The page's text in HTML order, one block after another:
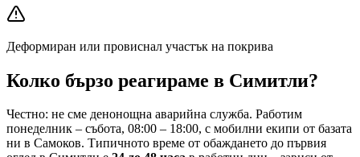
Деформиран или провиснал участък на покрива
Колко бързо реагираме в Симитли?
Честно: не сме денонощна аварийна служба. Работим
понеделник – събота, 08:00 – 18:00, с мобилни екипи от базата
ни в Самоков. Типичното време от обаждането до първия